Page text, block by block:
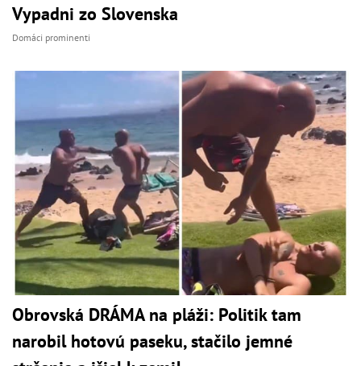
Vypadni zo Slovenska
Domáci prominenti
Obrovská DRÁMA na pláži: Politik tam
narobil hotovú paseku, stačilo jemné